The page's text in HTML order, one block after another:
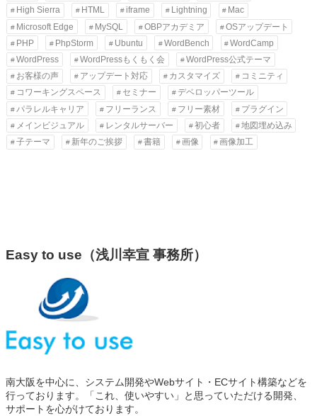
High Sierra
HTML iframe Lightning
Mac
Microsoft Edge
MySQL OBPアカデミア
OSアップデート
PHP
PhpStorm Ubuntu WordBench
WordCamp
WordPress
WordPressもくもく会
WordPress公式テーマ
お客様の声
アップデート対応 カスタマイズ
コミニティ
コワーキングスペース
セミナー
デベロッパーツール
パラレルキャリア
フリーランス フリー素材
プラグイン
メインビジュアル
レンタルサーバー 初心者
地図埋め込み
子テーマ
新年のご挨拶 書籍 画像 画像加工
Easy to use（浅川幸宣 事務所）
南大阪を中心に、システム開発やWebサイト・ECサイト構築などを
行っております。「これ、使いやすい」と思っていただける開発、
サポートを心がけております。